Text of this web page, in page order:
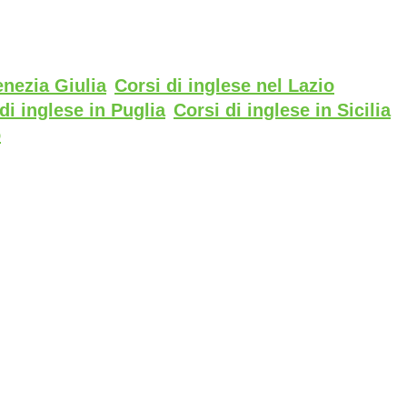
Giulia Corsi di inglese nel Lazio
inglese in Puglia Corsi di inglese in Sicilia